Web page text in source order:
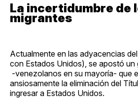
La incertidumbre de
migrantes
Actualmente en las adyacencias
con Estados Unidos), se apostó un
-venezolanos en su mayoría- que
ansiosamente la eliminación del
ingresar a Estados Unidos.